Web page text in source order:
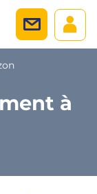
à